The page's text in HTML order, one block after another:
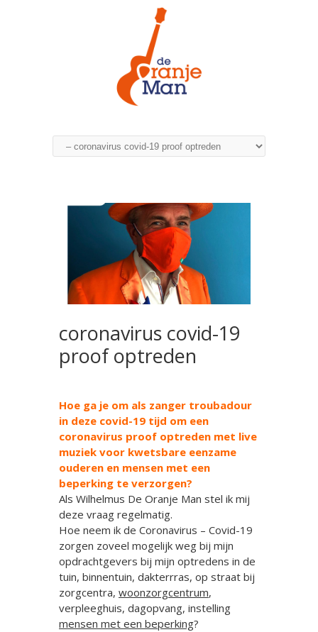
coronavirus covid-19
proof optreden
Hoe ga je om als zanger troubadour
in deze covid-19 tijd om een
coronavirus proof optreden met live
muziek voor kwetsbare eenzame
ouderen en mensen met een
beperking te verzorgen?
Als Wilhelmus De Oranje Man stel ik mij
deze vraag regelmatig.
Hoe neem ik de Coronavirus – Covid-19
zorgen zoveel mogelijk weg bij mijn
opdrachtgevers bij mijn optredens in de
tuin, binnentuin, dakterrras, op straat bij
zorgcentra, woonzorgcentrum,
verpleeghuis, dagopvang, instelling
mensen met een beperking?